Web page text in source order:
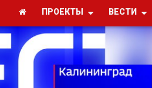
ПРОЕКТЫ ВЕСТИ